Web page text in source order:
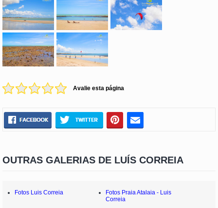
Avalie esta página
OUTRAS GALERIAS DE LUÍS CORREIA
Fotos Luis Correia
Fotos Praia Atalaia - Luis
Correia